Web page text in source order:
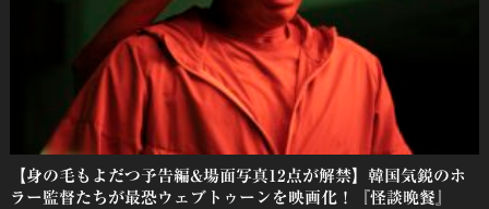
【身の毛もよだつ予告編&場面写真12点が解禁】韓国気鋭のホ
ラー監督たちが最恐ウェブトゥーンを映画化！『怪談晩餐』